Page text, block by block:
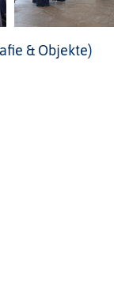
& Objekte)